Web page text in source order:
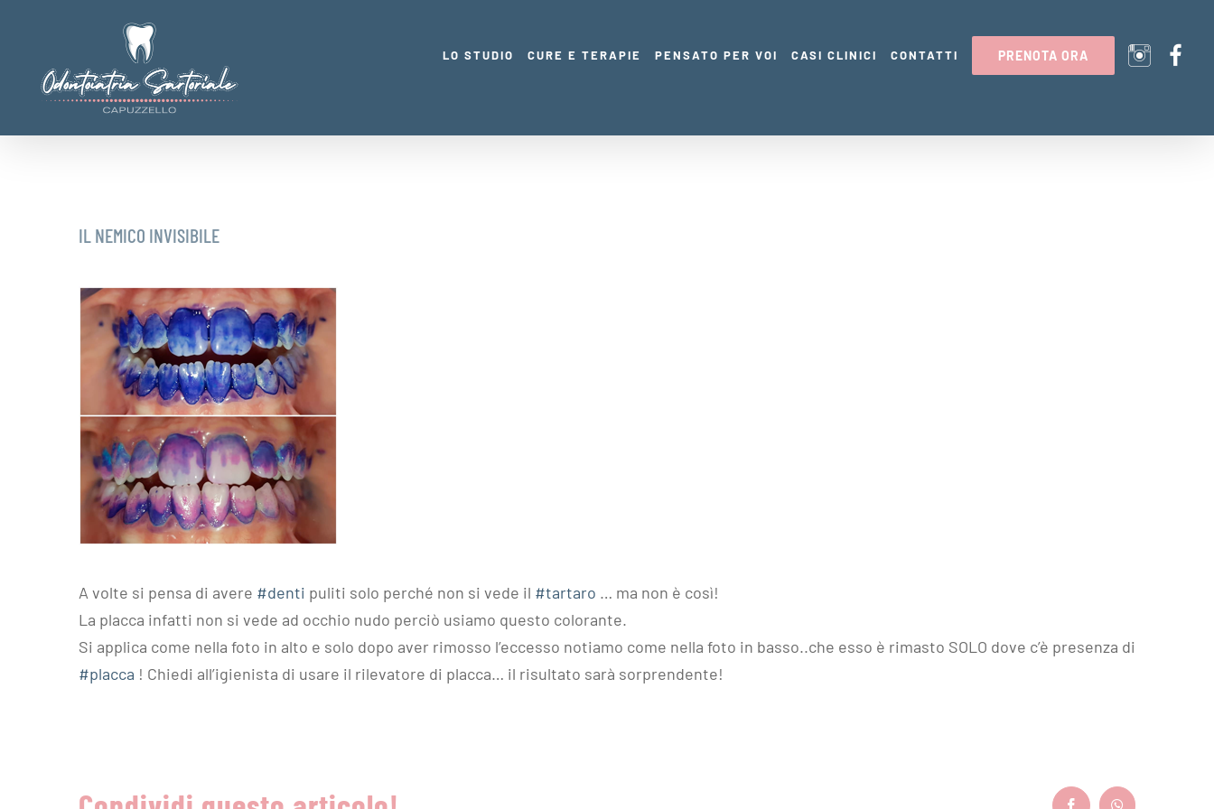
contenuto
LO STUDIO CURE E TERAPIE PENSATO PER VOI CASI CLINICI CONTATTI PRENOTA ORA
IL NEMICO INVISIBILE
A volte si pensa di avere #denti puliti solo perché non si vede il #tartaro … ma non è così!
La placca infatti non si vede ad occhio nudo perciò usiamo questo colorante.
Si applica come nella foto in alto e solo dopo aver rimosso l’eccesso notiamo come nella foto in basso..che esso è rimasto SOLO dove c’è presenza di
#placca ! Chiedi all’igienista di usare il rilevatore di placca… il risultato sarà sorprendente!